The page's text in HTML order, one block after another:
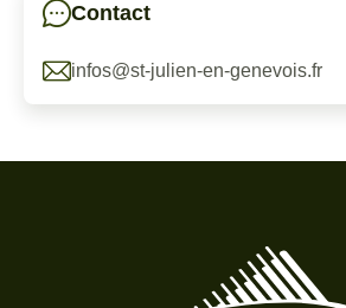
Contact
infos@st-julien-en-genevois.fr